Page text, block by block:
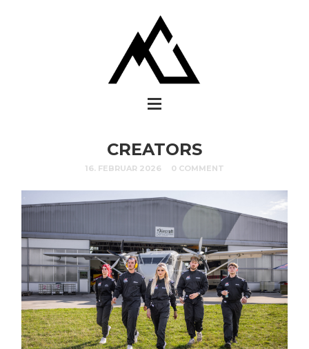
CREATORS
16. FEBRUAR 2026 0 COMMENT